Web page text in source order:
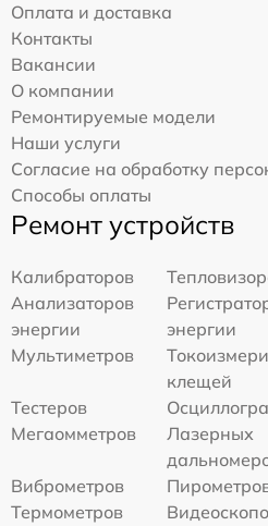
Оплата и доставка
Контакты
Вакансии
О компании
Ремонтируемые модели
Наши услуги
Согласие на обработку
Способы оплаты
Ремонт устройств
Калибраторов
Анализаторов
энергии
энергии
Мультиметров
клещей
Тестеров
Мегаомметров
Лазерных
Виброметров
Термометров